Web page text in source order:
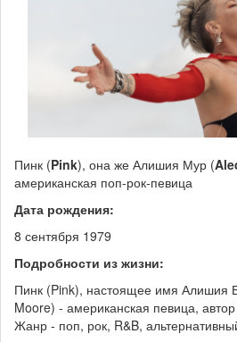
Пинк (Pink), она же Алишия Мур (
американская поп-рок-певица
Дата рождения:
8 сентября 1979
Подробности из жизни:
Пинк (Pink), настоящее имя Алишия
Moore) - американская певица,
Жанр - поп, рок, R&B,